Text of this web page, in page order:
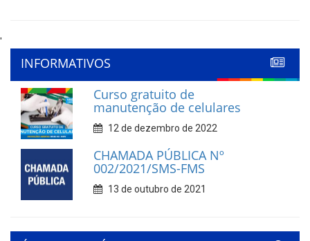
'
INFORMATIVOS
Curso gratuito de
manutenção de celulares
12 de dezembro de 2022
CHAMADA PÚBLICA Nº
002/2021/SMS-FMS
13 de outubro de 2021